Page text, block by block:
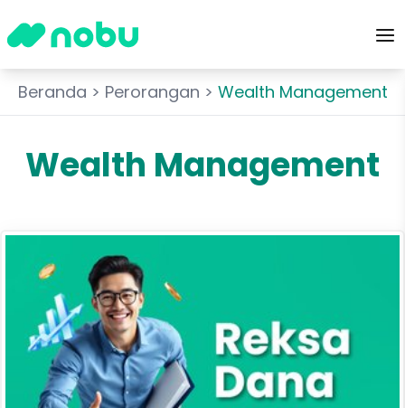
Beranda > Perorangan > Wealth Management
Wealth Management